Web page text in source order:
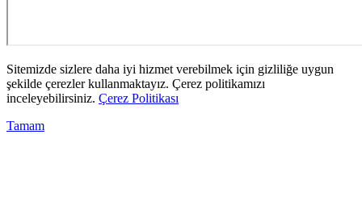
Sitemizde sizlere daha iyi hizmet verebilmek için gizliliğe uygun
şekilde çerezler kullanmaktayız. Çerez politikamızı
inceleyebilirsiniz. Çerez Politikası
Tamam